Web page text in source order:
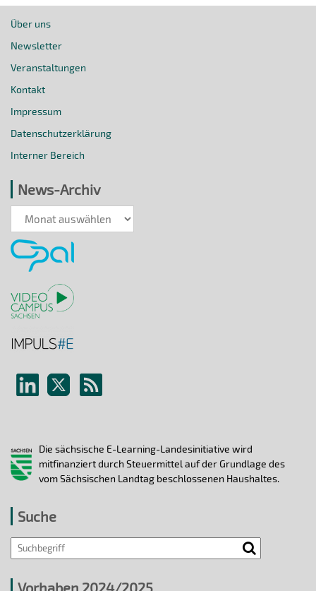
Über uns
Newsletter
Veranstaltungen
Kontakt
Impressum
Datenschutzerklärung
Interner Bereich
News-Archiv
News-
Archiv
Die sächsische E-Learning-Landesinitiative wird
mitfinanziert durch Steuermittel auf der Grundlage des
vom Sächsischen Landtag beschlossenen Haushaltes.
Suche
Vorhaben 2024/2025